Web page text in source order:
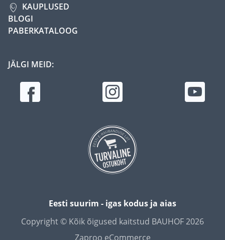
KAUPLUSED
BLOGI
PABERKATALOOG
JÄLGI MEID:
Eesti suurim - igas kodus ja aias
Copyright © Kõik õigused kaitstud BAUHOF 2026
Zaproo eCommerce